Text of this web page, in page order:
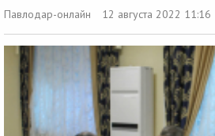
Павлодар-онлайн
12 августа 2022 11:16